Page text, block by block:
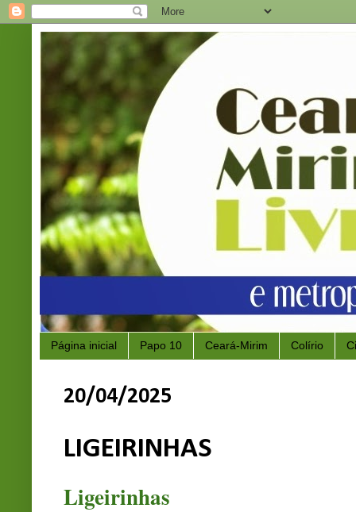
Página inicial Papo 10 Ceará-Mirim Colírio
20/04/2025
LIGEIRINHAS
Ligeirinhas